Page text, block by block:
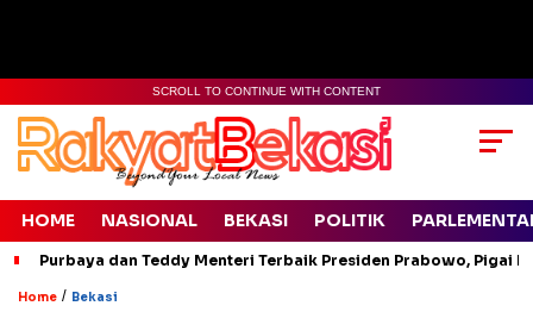
SCROLL TO CONTINUE WITH CONTENT
HOME NASIONAL BEKASI POLITIK
Purbaya dan Teddy Menteri Terbaik Presiden Prabowo, Pigai
Home / Bekasi